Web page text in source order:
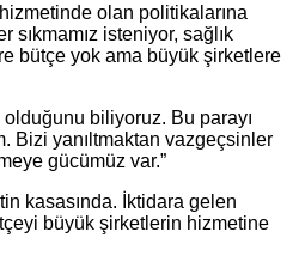
olan politikalarına
sıkmamız isteniyor, sağlık
bütçe yok ama büyük şirketlere
biliyoruz. Bu parayı
Bizi yanıltmaktan vazgeçsinler
gücümüz var.”
kasasında. İktidara gelen
büyük şirketlerin hizmetine